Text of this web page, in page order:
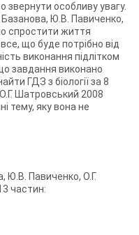
звернути особливу увагу.
Базанова, Ю.В. Павиченко,
спростити життя
що буде потрібно від
виконання підлітком
завдання виконано
ГДЗ з біології за 8
Шатровський 2008
тему, яку вона не
Ю.В. Павиченко, О.Г.
частин: